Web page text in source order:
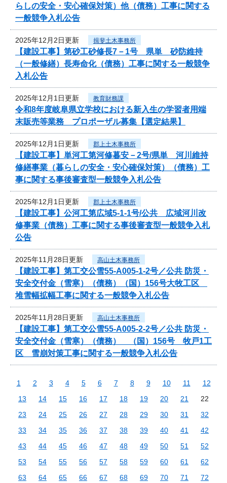
らしの安全・安心確保対策）他（債務）工事に関する
一般競争入札公告
2025年12月2日更新 揖斐土木事務所
【建設工事】第砂工砂修長7－1号 県単 砂防維持
（一般修繕）長寿命化（債務）工事に関する一般競争
入札公告
2025年12月1日更新 教育財務課
令和8年度岐阜県立学校における新入生の学習者用端
末販売等業務 プロポーザル募集【選定結果】
2025年12月1日更新 郡上土木事務所
【建設工事】単河工第河修暮安－2号/県単 河川維持
修繕事業（暮らしの安全・安心確保対策）（債務）工
事に関する事後審査型一般競争入札公告
2025年12月1日更新 郡上土木事務所
【建設工事】公河工第広域5-1-1号/公共 広域河川改
修事業（債務）工事に関する事後審査型一般競争入札
公告
2025年11月28日更新 高山土木事務所
【建設工事】第工交公雪55-A005-1-2号／公共 防災・
安全交付金（雪寒）（債務）（国）156号大牧工区
堆雪幅拡幅工事に関する一般競争入札公告
2025年11月28日更新 高山土木事務所
【建設工事】第工交公雪55-A005-2-2号／公共 防災・
安全交付金（雪寒）（債務） （国）156号 牧戸1工
区 雪崩対策工事に関する一般競争入札公告
1 2 3 4 5 6 7 8 9 10 11
12
13
14 15 16 17 18 19 20 21
22
23
24 25 26 27 28 29 30 31
32
33
34 35 36 37 38 39 40 41
42
43
44 45 46 47 48 49 50 51
52
53
54 55 56 57 58 59 60 61
62
63
64 65 66 67 68 69 70 71
72